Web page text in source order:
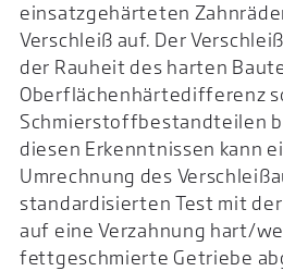
einsatzgehärteten
Verschleiß auf. Der
der Rauheit des harten
Oberflächenhärtedifferenz
Schmierstoffbestandteilen
diesen Erkenntnissen kann
Umrechnung des
standardisierten Test mit
auf eine Verzahnung hart/
fettgeschmierte Getriebe